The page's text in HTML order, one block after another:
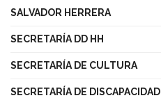
SALVADOR HERRERA
SECRETARÍA DD HH
SECRETARÍA DE CULTURA
SECRETARÍA DE DISCAPACIDAD